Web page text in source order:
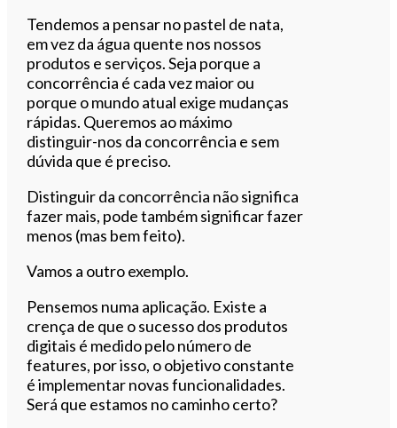
Tendemos a pensar no pastel de nata,
em vez da água quente nos nossos
produtos e serviços. Seja porque a
concorrência é cada vez maior ou
porque o mundo atual exige mudanças
rápidas. Queremos ao máximo
distinguir-nos da concorrência e sem
dúvida que é preciso.
Distinguir da concorrência não significa
fazer mais, pode também significar fazer
menos (mas bem feito).
Vamos a outro exemplo.
Pensemos numa aplicação. Existe a
crença de que o sucesso dos produtos
digitais é medido pelo número de
features, por isso, o objetivo constante
é implementar novas funcionalidades.
Será que estamos no caminho certo?